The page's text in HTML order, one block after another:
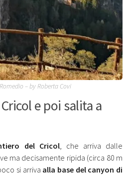
– by Roberta Covi
e poi salita a
del Cricol, che arriva dalle
ma decisamente ripida (circa 80 m
si arriva alla base del canyon di